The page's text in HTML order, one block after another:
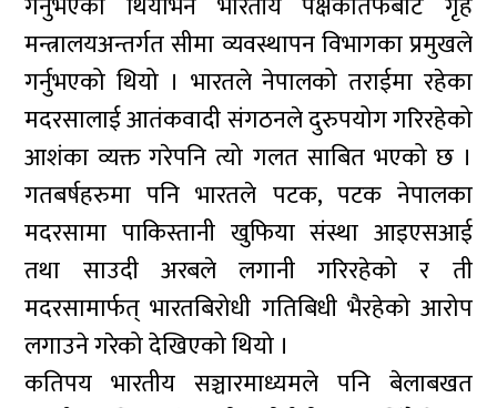
मन्त्रालयअन्तर्गत सीमा व्यवस्थापन विभागका प्रमुखले
गर्नुभएको थियो । भारतले नेपालको तराईमा रहेका
मदरसालाई आतंकवादी संगठनले दुरुपयोग गरिरहेको
आशंका व्यक्त गरेपनि त्यो गलत साबित भएको छ ।
गतबर्षहरुमा पनि भारतले पटक, पटक नेपालका
मदरसामा पाकिस्तानी खुफिया संस्था आइएसआई
तथा साउदी अरबले लगानी गरिरहेको र ती
मदरसामार्फत् भारतबिरोधी गतिबिधी भैरहेको आरोप
लगाउने गरेको देखिएको थियो ।
कतिपय भारतीय सञ्चारमाध्यमले पनि बेलाबखत